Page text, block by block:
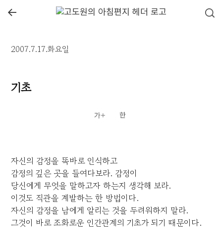
←
2007.7.17.화요일
기초
자신의 감정을 똑바로 인식하고
감정의 깊은 곳을 들여다보라. 감정이
당신에게 무엇을 말하고자 하는지 생각해 보라.
이것도 직관을 계발하는 한 방법이다.
자신의 감정을 남에게 알리는 것을 두려워하지 말라.
그것이 바로 조화로운 인간관계의 기초가 되기 때문이다.